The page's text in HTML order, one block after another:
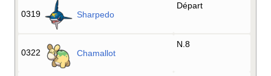
0319 Sharpedo
Départ
0322 Chamallot
N.8